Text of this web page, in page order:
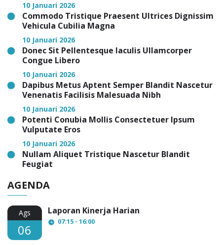
10 Januari 2026
Commodo Tristique Praesent Ultrices Dignissim
Vehicula Cubilia Magna
10 Januari 2026
Donec Sit Pellentesque Iaculis Ullamcorper
Congue Libero
10 Januari 2026
Dapibus Metus Aptent Semper Blandit Nascetur
Venenatis Facilisis Malesuada Nibh
10 Januari 2026
Potenti Conubia Mollis Consectetuer Ipsum
Vulputate Eros
10 Januari 2026
Nullam Aliquet Tristique Nascetur Blandit
Feugiat
AGENDA
Ags
06
Laporan Kinerja Harian
07:15 - 16:00